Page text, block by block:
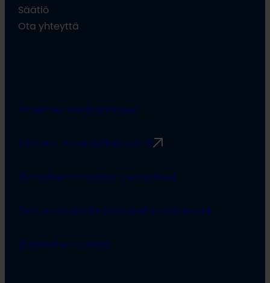
Säätiö
Ota yhteyttä
Projektien viestintäohjeet
Rimbert-avustusjärjestelmä
Turvallisemman tilan periaatteet
TietosuojaselosteSaavutettavuusseloste
Evästeiden hallinta